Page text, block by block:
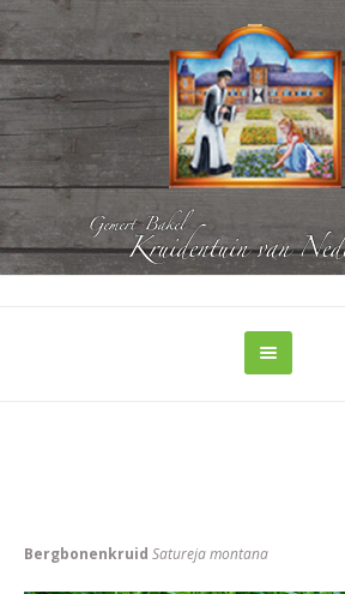
Bergbonenkruid Satureja montana